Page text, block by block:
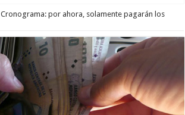
Cronograma: por ahora, solamente pagarán los